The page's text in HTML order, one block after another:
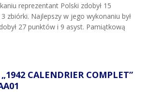
reprezentant Polski zdobył 15
zbiórki. Najlepszy w jego wykonaniu był
27 punktów i 9 asyst. Pamiątkową
CALENDRIER COMPLET”